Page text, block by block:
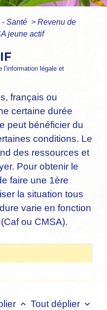
Santé > Revenu de
jeune actif
l'information légale et
français ou
certaine durée
peut bénéficier du
conditions. Le
des ressources et
Pour obtenir le
faire une 1ère
la situation tous
varie en fonction
ou CMSA).
keyboard_arrow_up Tout déplier keyboard_arrow_down